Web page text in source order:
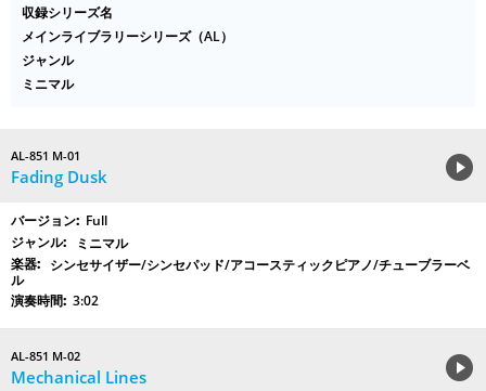
収録シリーズ名
メインライブラリーシリーズ（AL）
ジャンル
ミニマル
AL-851 M-01
Fading Dusk
Full
ミニマル
シンセサイザー/シンセパッド/アコースティックピアノ/チューブラーベ
ル
3:02
AL-851 M-02
Mechanical Lines